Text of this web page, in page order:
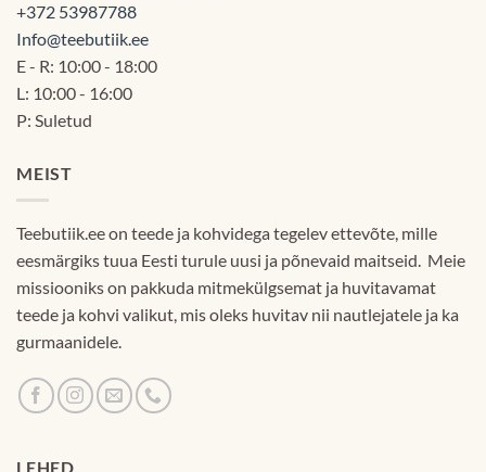
+372 53987788
Info@teebutiik.ee
E - R: 10:00 - 18:00
L: 10:00 - 16:00
P: Suletud
MEIST
Teebutiik.ee on teede ja kohvidega tegelev ettevõte, mille
eesmärgiks tuua Eesti turule uusi ja põnevaid maitseid. Meie
missiooniks on pakkuda mitmekülgsemat ja huvitavamat
teede ja kohvi valikut, mis oleks huvitav nii nautlejatele ja ka
gurmaanidele.
LEHED